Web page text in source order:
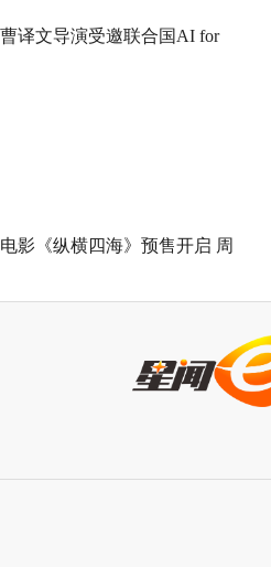
曹译文导演受邀联合国AI for
电影《纵横四海》预售开启 周